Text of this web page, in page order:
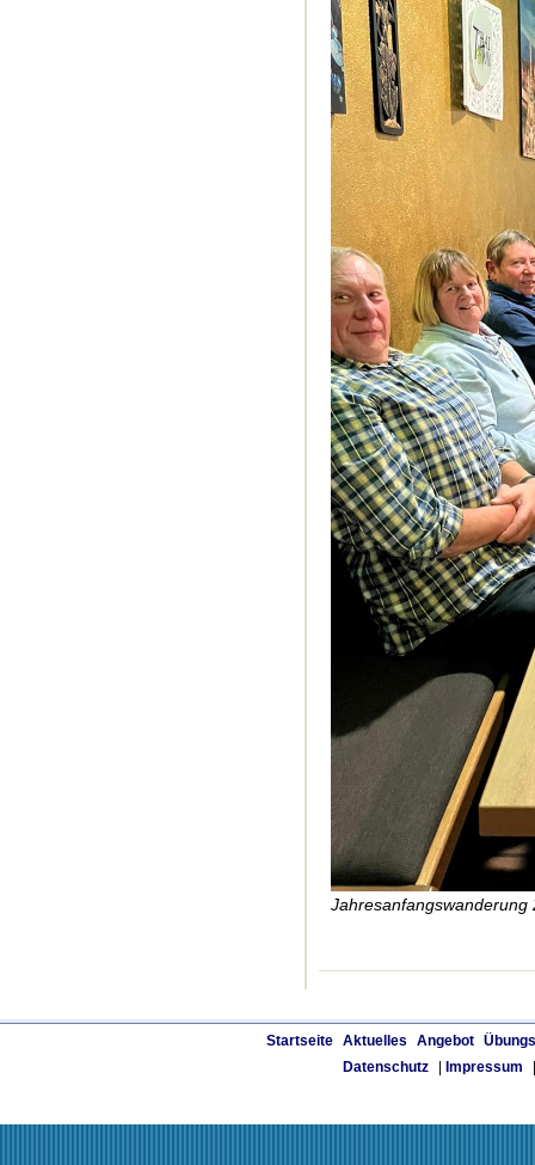
Jahresanfangswanderung
Startseite Aktuelles Angebot
Datenschutz
Impressum